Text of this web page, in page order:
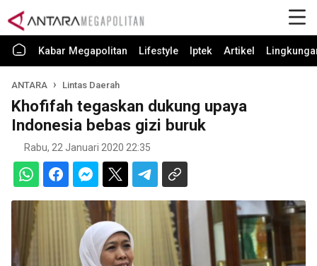
Kabar Megapolitan Lifestyle Iptek Artikel
ANTARA Lintas Daerah
Khofifah tegaskan dukung upaya
Indonesia bebas gizi buruk
Rabu, 22 Januari 2020 22:35